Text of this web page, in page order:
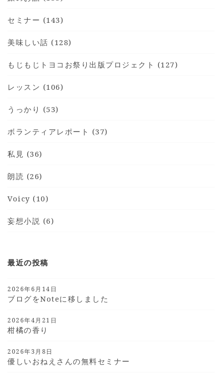
WORKS
BLOG
セミナー (143)
美味しい話 (128)
もじもじトヨコお祭り出版プロジェクト (127)
レッスン (106)
うっかり (53)
ボランティアレポート (37)
私見 (36)
朗読 (26)
Voicy (10)
妄想小説 (6)
最近の投稿
2026年6月14日
ブログをnoteに移しました
2026年4月21日
柑橘の香り
2026年3月8日
優しいおねえさんの無料セミナー